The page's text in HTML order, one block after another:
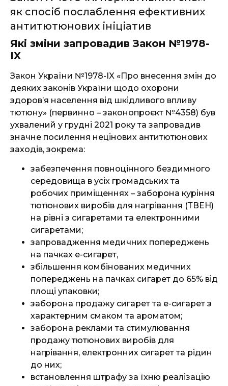
як спосіб послаблення ефективних
антитютюнових ініціатив
Які зміни запровадив Закон №1978-
IX
Закон України №1978-IX «Про внесення змін до
деяких законів України щодо охорони
здоров’я населення від шкідливого впливу
тютюну» (первинно – законопроєкт №4358) був
ухвалений у грудні 2021 року та запровадив
значне посилення нецінових антитютюнових
заходів, зокрема:
забезпечення повноцінного бездимного
середовища в усіх громадських та
робочих приміщеннях – заборона куріння
тютюнових виробів для нагрівання (ТВЕН)
на рівні з сигаретами та електронними
сигаретами;
запровадження медичних попереджень
на пачках е-сигарет,
збільшення комбінованих медичних
попереджень на пачках сигарет до 65% від
площі упаковки;
заборона продажу сигарет та е-сигарет з
характерним смаком та ароматом;
заборона реклами та стимулювання
продажу тютюнових виробів для
нагрівання, електронних сигарет та рідин
до них;
встановлення штрафу за їхню реалізацію